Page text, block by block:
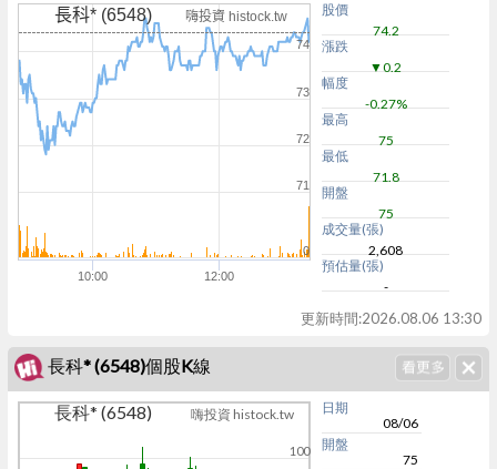
長科* (6548) 嗨投資 histock.tw
10:00 12:00
71
72
73
74
0
股價
74.2
漲跌
▼0.2
幅度
-0.27%
最高
75
最低
71.8
開盤
75
成交量(張)
2,608
預估量(張)
-
更新時間:2026.08.06 13:30
長科* (6548)個股K線
長科* (6548) 嗨投資 histock.tw
100
日期
08/06
開盤
75